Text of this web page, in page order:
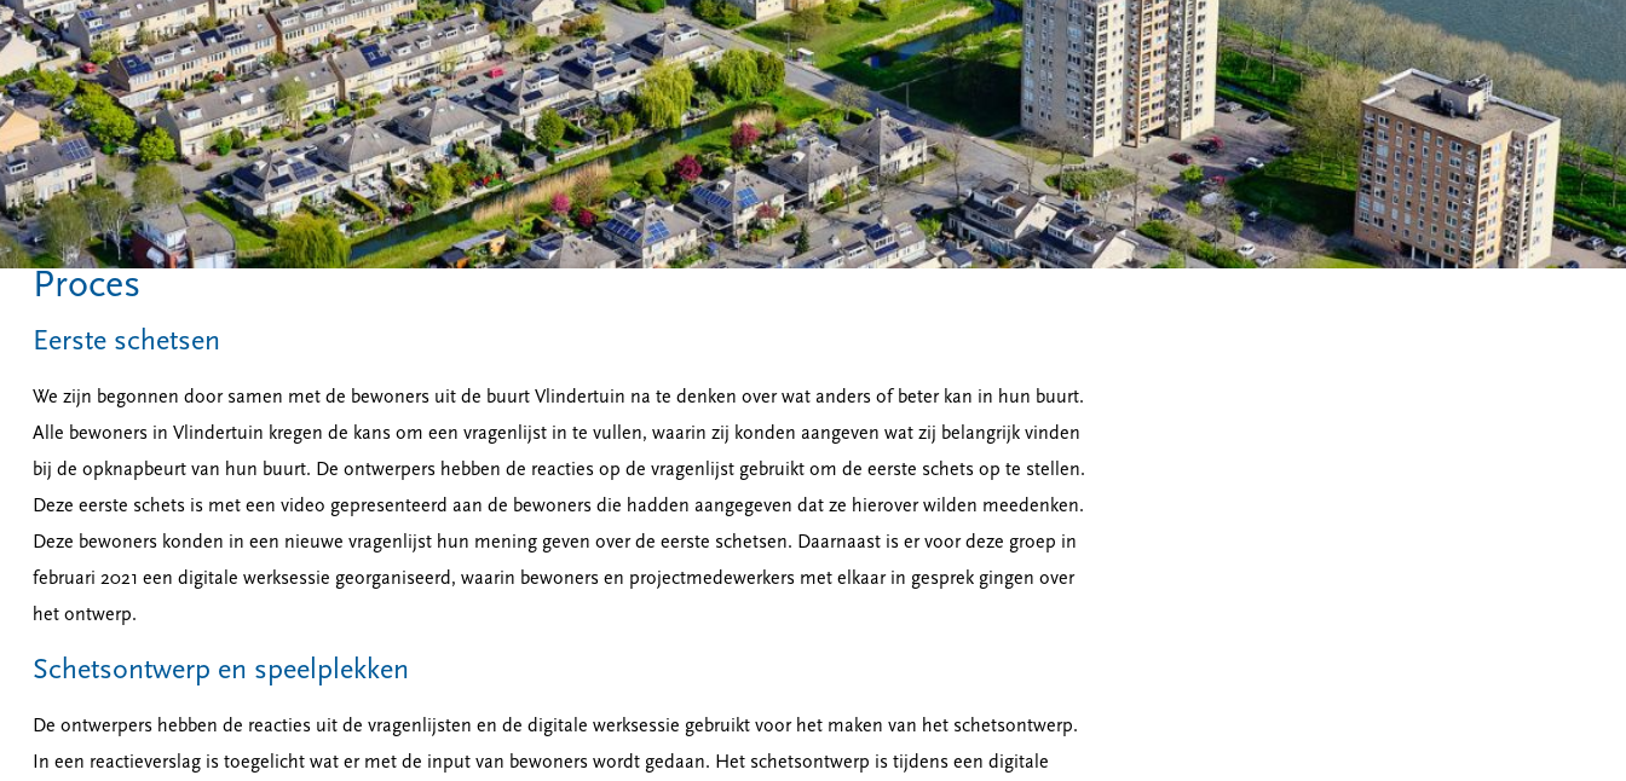
Proces
Eerste schetsen
We zijn begonnen door samen met de bewoners uit de buurt Vlindertuin na te denken over wat anders of beter kan in hun buurt.
Alle bewoners in Vlindertuin kregen de kans om een vragenlijst in te vullen, waarin zij konden aangeven wat zij belangrijk vinden
bij de opknapbeurt van hun buurt. De ontwerpers hebben de reacties op de vragenlijst gebruikt om de eerste schets op te stellen.
Deze eerste schets is met een video gepresenteerd aan de bewoners die hadden aangegeven dat ze hierover wilden meedenken.
Deze bewoners konden in een nieuwe vragenlijst hun mening geven over de eerste schetsen. Daarnaast is er voor deze groep in
februari 2021 een digitale werksessie georganiseerd, waarin bewoners en projectmedewerkers met elkaar in gesprek gingen over
het ontwerp.
Schetsontwerp en speelplekken
De ontwerpers hebben de reacties uit de vragenlijsten en de digitale werksessie gebruikt voor het maken van het schetsontwerp.
In een reactieverslag is toegelicht wat er met de input van bewoners wordt gedaan. Het schetsontwerp is tijdens een digitale